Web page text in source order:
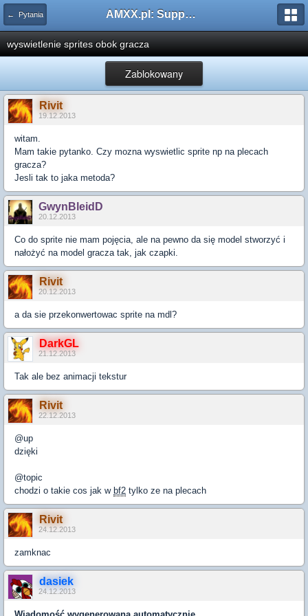
← Pytania AMXX.pl: Support AMX Mod X i SourceMod
wyswietlenie sprites obok gracza
Zablokowany
Rivit
19.12.2013
witam.
Mam takie pytanko. Czy mozna wyswietlic sprite np na plecach
gracza?
Jesli tak to jaka metoda?
GwynBleidD
20.12.2013
Co do sprite nie mam pojęcia, ale na pewno da się model stworzyć i
nałożyć na model gracza tak, jak czapki.
Rivit
20.12.2013
a da sie przekonwertowac sprite na mdl?
DarkGL
21.12.2013
Tak ale bez animacji tekstur
Rivit
22.12.2013
@up
dzięki
@topic
chodzi o takie cos jak w bf2 tylko ze na plecach
Rivit
24.12.2013
zamknac
dasiek
24.12.2013